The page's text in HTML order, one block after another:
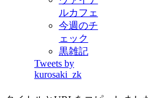
ルカフェ
今週のチ
ェック
黒雑記
Tweets by
kurosaki_zk